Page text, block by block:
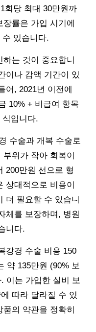
회당 최대 30만원까
률은 가입 시기에
수 있습니다.
는 것이 중요합니
이나 감액 기간이 있
어, 2021년 이전에
10% + 비급여 항목
식입니다.
수술과 개복 수술로
위가 작아 회복이
200만원 선으로 형
상대적으로 비용이
더 필요할 수 있습니
체를 보장하며, 병원
니다.
강경 수술 비용 150
약 135만원 (90% 보
이는 가입한 실비 보
따라 달라질 수 있
의 약관을 정확히